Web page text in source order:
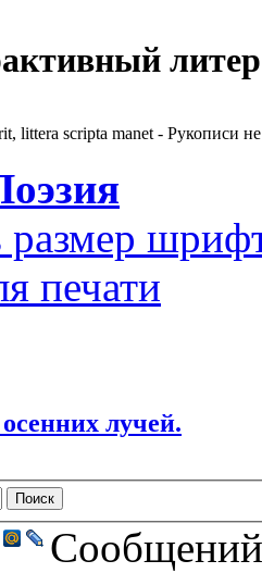
littera scripta manet - Рукописи не
размер
печати
лучей.